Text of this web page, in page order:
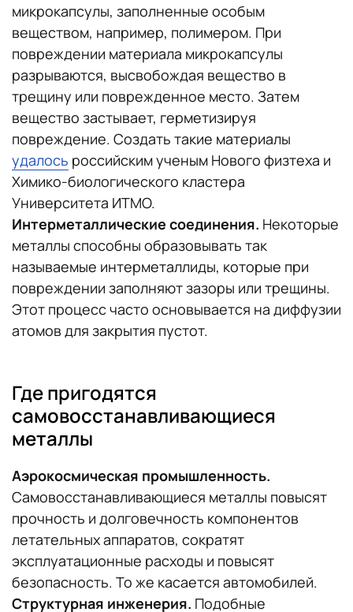
микрокапсулы, заполненные особым
веществом, например, полимером. При
повреждении материала микрокапсулы
разрываются, высвобождая вещество в
трещину или поврежденное место. Затем
вещество застывает, герметизируя
повреждение. Создать такие материалы
удалось российским ученым Нового физтеха и
Химико-биологического кластера
Университета ИТМО.
Интерметаллические соединения. Некоторые
металлы способны образовывать так
называемые интерметаллиды, которые при
повреждении заполняют зазоры или трещины.
Этот процесс часто основывается на диффузии
атомов для закрытия пустот.
Где пригодятся
самовосстанавливающиеся
металлы
Аэрокосмическая промышленность.
Самовосстанавливающиеся металлы повысят
прочность и долговечность компонентов
летательных аппаратов, сократят
эксплуатационные расходы и повысят
безопасность. То же касается автомобилей.
Структурная инженерия. Подобные